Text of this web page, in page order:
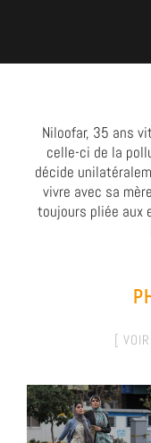
Niloofar, 35 ans
celle-ci de la
décide
vivre avec sa
toujours pliée aux
[